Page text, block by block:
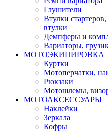
Глушители
Втулки
втулки
Демпферы и
Вариаторы,
МОТОЭКИПИРОВКА
Куртки
Мотоперчатки,
Рюкзаки
Мотошлемы,
МОТОАКСЕССУАРЫ
Наклейки
Зеркала
Кофры